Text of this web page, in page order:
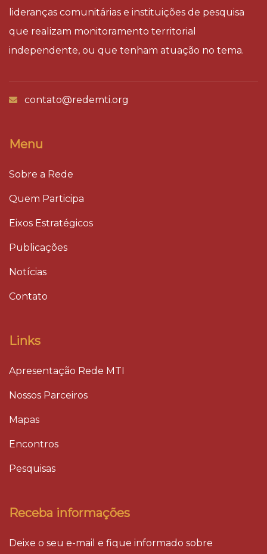
lideranças comunitárias e instituições de pesquisa
que realizam monitoramento territorial
independente, ou que tenham atuação no tema.
contato@redemti.org
Menu
Sobre a Rede
Quem Participa
Eixos Estratégicos
Publicações
Notícias
Contato
Links
Apresentação Rede MTI
Nossos Parceiros
Mapas
Encontros
Pesquisas
Receba informações
Deixe o seu e-mail e fique informado sobre